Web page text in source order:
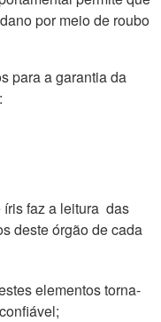
por meio de roubo
para a garantia da
íris faz a leitura das
deste órgão de cada
elementos torna-